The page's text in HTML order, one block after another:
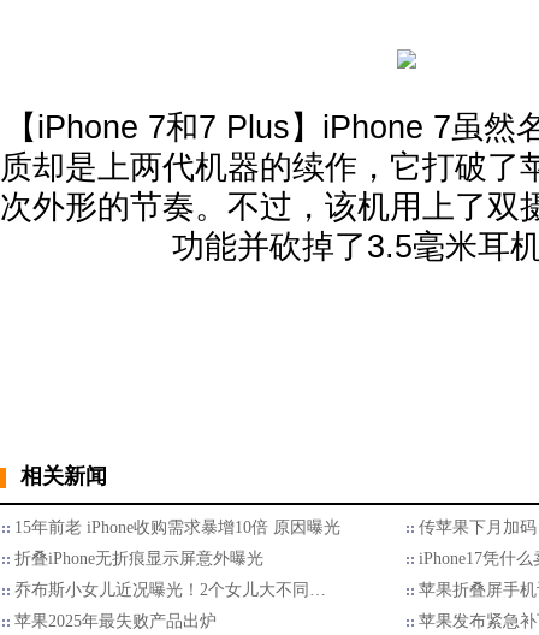
【iPhone 7和7 Plus】iPhone 7虽然
质却是上两代机器的续作，它打破了
次外形的节奏。不过，该机用上了双
功能并砍掉了3.5毫米耳
相关新闻
15年前老 iPhone收购需求暴增10倍 原因曝光
传苹果下月加码
折叠iPhone无折痕显示屏意外曝光
iPhone17凭什
乔布斯小女儿近况曝光！2个女儿大不同…
苹果折叠屏手
苹果2025年最失败产品出炉
苹果发布紧急